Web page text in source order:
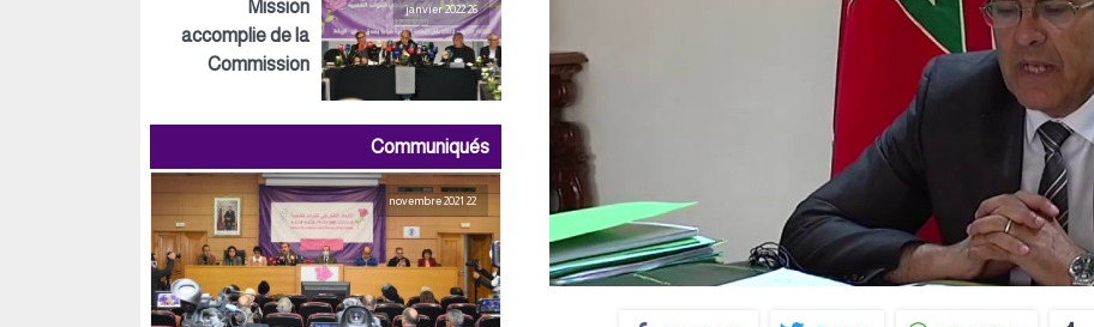
26 janvier 2022
Mission
accomplie de la
Commission
au niveau
organisationnel
que logistique
Communiqués
22 novembre 2021